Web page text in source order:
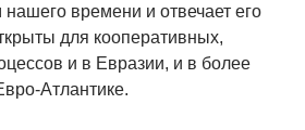
нашего времени и отвечает его
для кооперативных,
и в Евразии, и в более
Атлантике.